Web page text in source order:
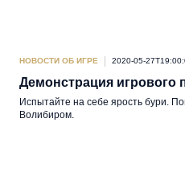
НОВОСТИ ОБ ИГРЕ 2020-05-
Демонстрация игрового
Испытайте на себе ярость бури.
Волибиром.